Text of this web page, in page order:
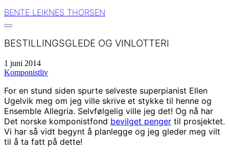
BENTE LEIKNES THORSEN
BESTILLINGSGLEDE OG VINLOTTERI
1 juni 2014
Komponistliv
For en stund siden spurte selveste superpianist Ellen
Ugelvik meg om jeg ville skrive et stykke til henne og
Ensemble Allegria. Selvfølgelig ville jeg det! Og nå har
Det norske komponistfond bevilget penger til prosjektet.
Vi har så vidt begynt å planlegge og jeg gleder meg vilt
til å ta fatt på dette!